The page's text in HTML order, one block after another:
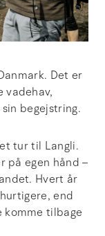
Det er
vadehav,
begejstring.
tur til Langli.
på egen hånd –
Hvert år
end
komme tilbage